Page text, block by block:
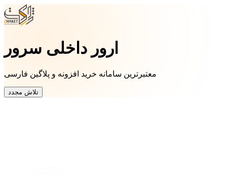
ارور داخلی سرور
معتبرترین سامانه خرید افزونه و پلاگین فارسی
تلاش مجدد